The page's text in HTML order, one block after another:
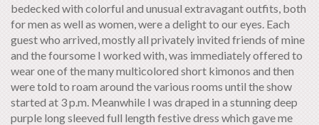
bedecked with colorful and unusual extravagant outfits, both
for men as well as women, were a delight to our eyes. Each
guest who arrived, mostly all privately invited friends of mine
and the foursome I worked with, was immediately offered to
wear one of the many multicolored short kimonos and then
were told to roam around the various rooms until the show
started at 3 p.m. Meanwhile I was draped in a stunning deep
purple long sleeved full length festive dress which gave me